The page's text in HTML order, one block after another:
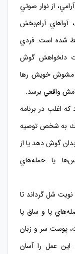
از نوار صوتي
آرام‌بخش
شده است. فردي
دلخواهش گوش
مشوش خويش رها
واقعي برسد.
اغلب در برنامه
به شخص توصيه
گوش دهد يا از
يا حمله‌هاي
شل گرداند تا
پا و ساق پا
پوست سر و زبان
عمل را آسان